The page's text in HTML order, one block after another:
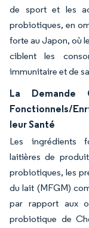
de sport et les
probiotiques, en
forte au Japon, où
ciblent les
immunitaire et de
La Demande
Fonctionnels/
leur Santé
Les ingrédients
laitières de
probiotiques, les
du lait (MFGM)
par rapport aux
probiotique de